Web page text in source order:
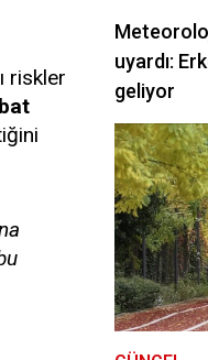
riskler
uyardı:
geliyor